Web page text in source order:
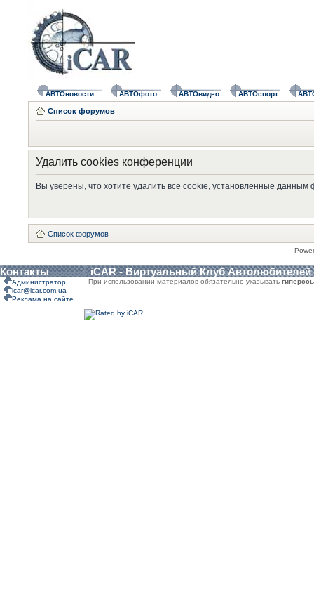
АВТОновости АВТОфото АВТОвидео АВТОспорт
Список форумов
Удалить cookies конференции
Вы уверены, что хотите удалить все cookie, установленные
Список форумов
Контакты iCAR - Виртуальный Клуб Автолюбителей
Администратор
icar@icar.com.ua
Реклама на сайте
При использовании материалов обязательно указывать